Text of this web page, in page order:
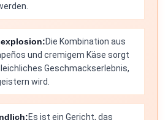
Die Kombination aus
und cremigem Käse sorgt
Geschmackserlebnis,
wird.
Es ist ein Gericht, das